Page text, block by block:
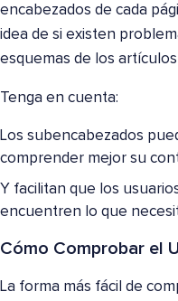
encabezados de cada
idea de si existen
esquemas de los
Tenga en cuenta:
Los subencabezados
comprender mejor su
Y facilitan que los
encuentren lo que
Cómo Comprobar el
La forma más fácil de